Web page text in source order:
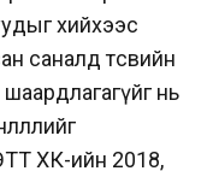
хийхээс
саналд төсвийн
шаардлагагүйг нь
ХК-ийн 2018,